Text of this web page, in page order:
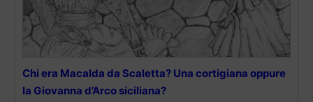
Chi era Macalda da Scaletta? Una cortigiana oppure
la Giovanna d’Arco siciliana?